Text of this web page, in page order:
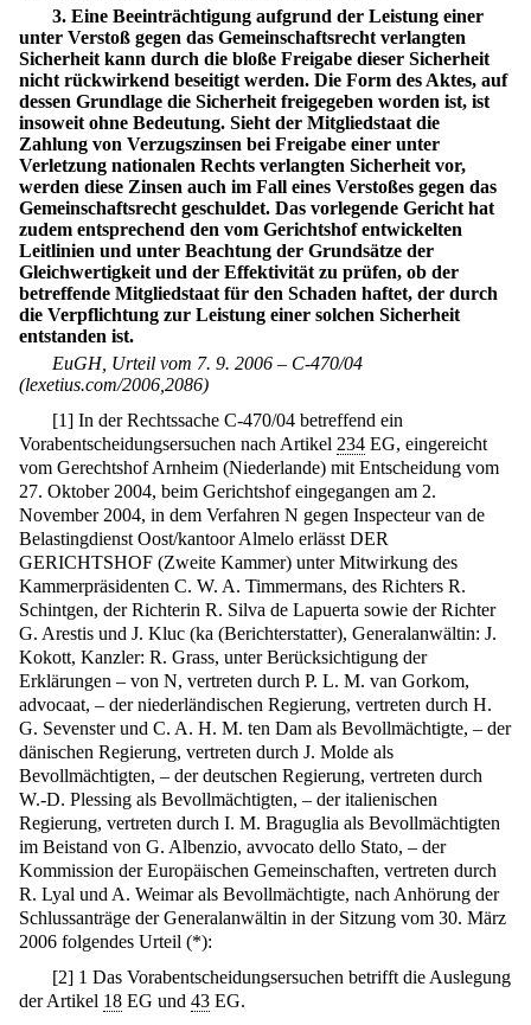
3. Eine Beeinträchtigung aufgrund der Leistung einer
unter Verstoß gegen das Gemeinschaftsrecht verlangten
Sicherheit kann durch die bloße Freigabe dieser Sicherheit
nicht rückwirkend beseitigt werden. Die Form des Aktes, auf
dessen Grundlage die Sicherheit freigegeben worden ist, ist
insoweit ohne Bedeutung. Sieht der Mitgliedstaat die
Zahlung von Verzugszinsen bei Freigabe einer unter
Verletzung nationalen Rechts verlangten Sicherheit vor,
werden diese Zinsen auch im Fall eines Verstoßes gegen das
Gemeinschaftsrecht geschuldet. Das vorlegende Gericht hat
zudem entsprechend den vom Gerichtshof entwickelten
Leitlinien und unter Beachtung der Grundsätze der
Gleichwertigkeit und der Effektivität zu prüfen, ob der
betreffende Mitgliedstaat für den Schaden haftet, der durch
die Verpflichtung zur Leistung einer solchen Sicherheit
entstanden ist.
EuGH, Urteil vom 7. 9. 2006 – C-470/04
(lexetius.com/2006,2086)
[1] In der Rechtssache C-470/04 betreffend ein
Vorabentscheidungsersuchen nach Artikel 234 EG, eingereicht
vom Gerechtshof Arnheim (Niederlande) mit Entscheidung vom
27. Oktober 2004, beim Gerichtshof eingegangen am 2.
November 2004, in dem Verfahren N gegen Inspecteur van de
Belastingdienst Oost/kantoor Almelo erlässt DER
GERICHTSHOF (Zweite Kammer) unter Mitwirkung des
Kammerpräsidenten C. W. A. Timmermans, des Richters R.
Schintgen, der Richterin R. Silva de Lapuerta sowie der Richter
G. Arestis und J. Kluc (ka (Berichterstatter), Generalanwältin: J.
Kokott, Kanzler: R. Grass, unter Berücksichtigung der
Erklärungen – von N, vertreten durch P. L. M. van Gorkom,
advocaat, – der niederländischen Regierung, vertreten durch H.
G. Sevenster und C. A. H. M. ten Dam als Bevollmächtigte, – der
dänischen Regierung, vertreten durch J. Molde als
Bevollmächtigten, – der deutschen Regierung, vertreten durch
W.-D. Plessing als Bevollmächtigten, – der italienischen
Regierung, vertreten durch I. M. Braguglia als Bevollmächtigten
im Beistand von G. Albenzio, avvocato dello Stato, – der
Kommission der Europäischen Gemeinschaften, vertreten durch
R. Lyal und A. Weimar als Bevollmächtigte, nach Anhörung der
Schlussanträge der Generalanwältin in der Sitzung vom 30. März
2006 folgendes Urteil (*):
[2] 1 Das Vorabentscheidungsersuchen betrifft die Auslegung
der Artikel 18 EG und 43 EG.